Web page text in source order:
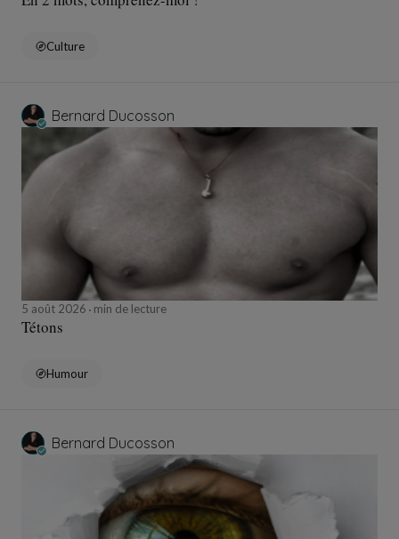
Culture
Bernard Ducosson
5 août 2026 min de lecture
Tétons
Humour
Bernard Ducosson